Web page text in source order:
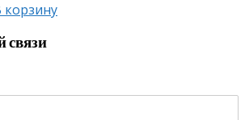
корзину
связи